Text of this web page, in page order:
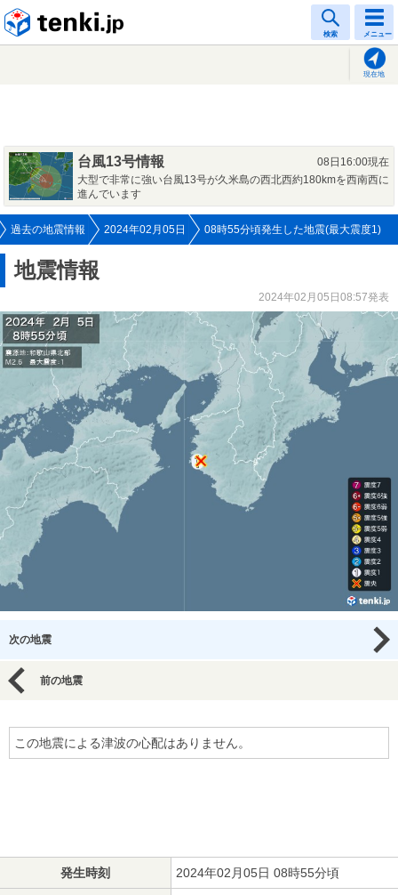
検索 メニュー
現在地
台風13号情報
08日16:00現在
大型で非常に強い台風13号が久米島の西北西約180kmを西南西に
進んでいます
過去の地震情報 2024年02月05日 08時55分頃発生した地震(最大震度1)
地震情報
2024年02月05日08:57発表
次の地震
前の地震
この地震による津波の心配はありません。
発生時刻 2024年02月05日 08時55分頃